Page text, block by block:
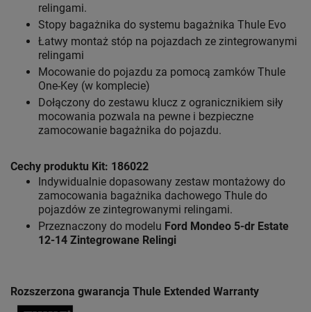
relingami.
Stopy bagażnika do systemu bagażnika Thule Evo
Łatwy montaż stóp na pojazdach ze zintegrowanymi
relingami
Mocowanie do pojazdu za pomocą zamków Thule
One-Key (w komplecie)
Dołączony do zestawu klucz z ogranicznikiem siły
mocowania pozwala na pewne i bezpieczne
zamocowanie bagażnika do pojazdu.
Cechy produktu Kit: 186022
Indywidualnie dopasowany zestaw montażowy do
zamocowania bagażnika dachowego Thule do
pojazdów ze zintegrowanymi relingami.
Przeznaczony do modelu Ford Mondeo 5-dr Estate
12-14 Zintegrowane Relingi
Rozszerzona gwarancja Thule Extended Warranty